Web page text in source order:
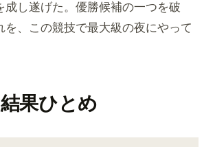
成し遂げた。優勝候補の一つを破
を、この競技で最大級の夜にやって
果ひとめ